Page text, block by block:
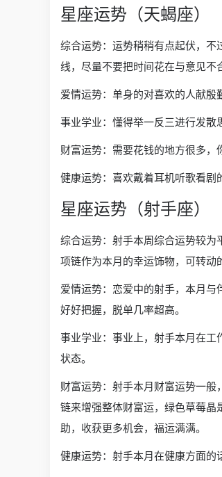
星座运势（天蝎座）
综合运势：运势稍稍有点起伏，不
线，尽量不要把时间花在与意见不
爱情运势：单身的对喜欢的人献殷
事业学业：懂得举一反三进行发散
财富运势：需要花钱的地方很多，
健康运势：喜欢戴着耳机听歌看剧
星座运势（射手座）
综合运势：射手本周综合运势较为
项链作为本月的幸运饰物，可转动
爱情运势：恋爱中的射手，本月
好好把握，脱单几率超高。
事业学业：事业上，射手本月在工
状态。
财富运势：射手本月财富运势一
链来增强整体财富运，绿色草莓晶
助，收获更多机会，福运满满。
健康运势：射手本月在健康方面的